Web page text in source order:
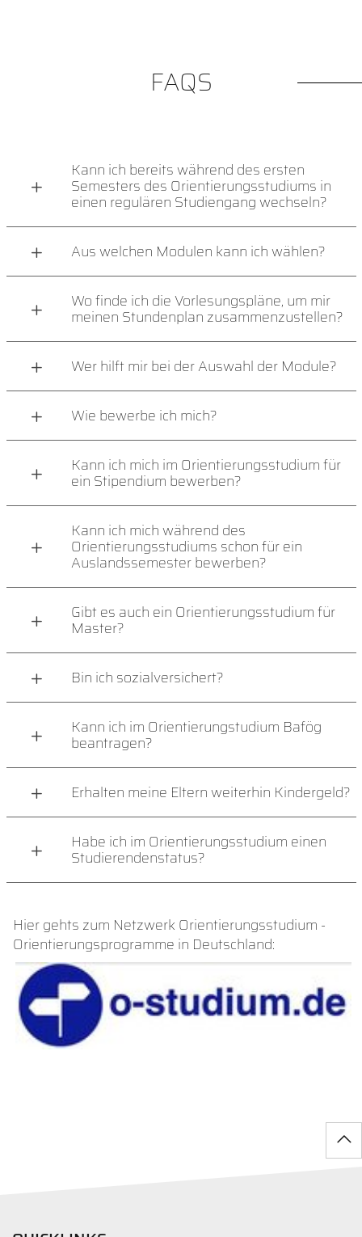
FAQS
Kann ich bereits während des ersten
Semesters des Orientierungsstudiums in
einen regulären Studiengang wechseln?
Aus welchen Modulen kann ich wählen?
Wo finde ich die Vorlesungspläne, um mir
meinen Stundenplan zusammenzustellen?
Wer hilft mir bei der Auswahl der Module?
Wie bewerbe ich mich?
Kann ich mich im Orientierungsstudium für
ein Stipendium bewerben?
Kann ich mich während des
Orientierungsstudiums schon für ein
Auslandssemester bewerben?
Gibt es auch ein Orientierungsstudium für
Master?
Bin ich sozialversichert?
Kann ich im Orientierungstudium Bafög
beantragen?
Erhalten meine Eltern weiterhin Kindergeld?
Habe ich im Orientierungsstudium einen
Studierendenstatus?
Hier gehts zum Netzwerk Orientierungsstudium -
Orientierungsprogramme in Deutschland: